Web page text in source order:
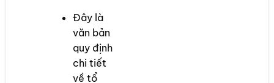
Đây là
văn bản
quy định
chi tiết
về tổ